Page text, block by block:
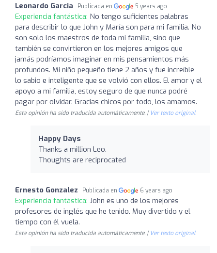
Leonardo Garcia Publicada en 5 years ago
Experiencia fantástica: No tengo suficientes palabras
para describir lo que John y María son para mi familia. No
son solo los maestros de toda mi familia, sino que
también se convirtieron en los mejores amigos que
jamás podríamos imaginar en mis pensamientos más
profundos. Mi niño pequeño tiene 2 años y fue increíble
lo sabio e inteligente que se volvió con ellos. El amor y el
apoyo a mi familia, estoy seguro de que nunca podré
pagar por olvidar. Gracias chicos por todo, los amamos.
Esta opinión ha sido traducida automáticamente. | Ver texto original
Happy Days
Thanks a million Leo.
Thoughts are reciprocated
Ernesto Gonzalez Publicada en 6 years ago
Experiencia fantástica: John es uno de los mejores
profesores de inglés que he tenido. Muy divertido y el
tiempo con él vuela.
Esta opinión ha sido traducida automáticamente. | Ver texto original